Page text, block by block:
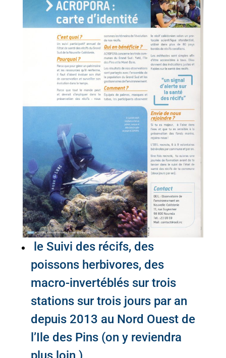
le Suivi des récifs, des
poissons herbivores, des
macro-invertéblés sur trois
stations sur trois jours par an
depuis 2013 au Nord Ouest de
l’Ile des Pins (on y reviendra